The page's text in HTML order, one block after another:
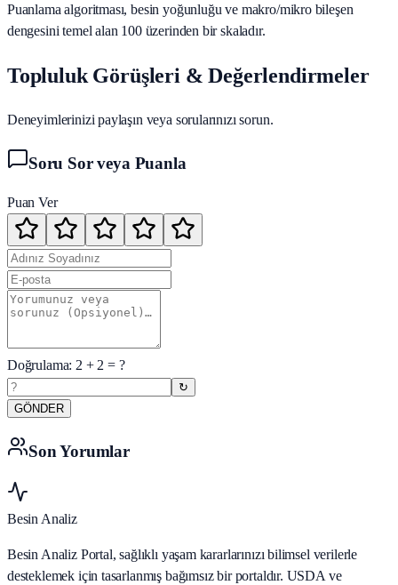
Puanlama algoritması, besin yoğunluğu ve makro/mikro bileşen
dengesini temel alan 100 üzerinden bir skaladır.
Topluluk Görüşleri & Değerlendirmeler
Deneyimlerinizi paylaşın veya sorularınızı sorun.
Soru Sor veya Puanla
Puan Ver
Doğrulama:2+2 = ?
↻
GÖNDER
Son Yorumlar
Besin Analiz
Besin Analiz Portal, sağlıklı yaşam kararlarınızı bilimsel verilerle
desteklemek için tasarlanmış bağımsız bir portaldır. USDA ve